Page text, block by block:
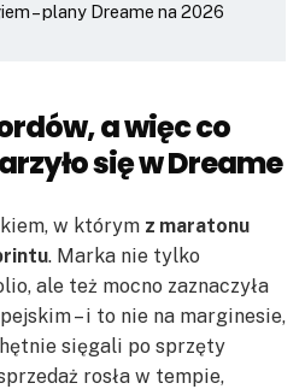
– plany Dreame na 2026
a więc co
się w Dreame
w którym z maratonu
. Marka nie tylko
ale też mocno zaznaczyła
– i to nie na marginesie,
sięgali po sprzęty
rosła w tempie,